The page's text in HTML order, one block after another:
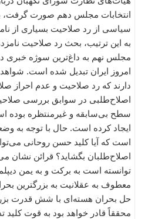
انتخابات مجلس دهم صورت گرفت،
سیاسی از رد صلاحیت بسیاری از
به این ترتیب، بحث رد صلاحیت
مجلس نهم به داغ‌ترین سوژه خبری
امروز ایران تبدیل شده است.
دارند که رد صلاحیت و عدم احراز
اصلاح‌طلبی در سوابق بررسی
سطح بی‌سابقه و غیرمنتظره بوده
ایجاد کرده است. حال با توجه به
است که آیا کلید حسن روحانی
اصلاح‌طلبان بگشاید؟ قرائن نشان
توانسته است به برکت و به یمن
معطوف به عقلانیت به بزرگترین
حل بحران هسته‌ای با شش قدرت
محققاً قادر خواهد بود به قوت کلید